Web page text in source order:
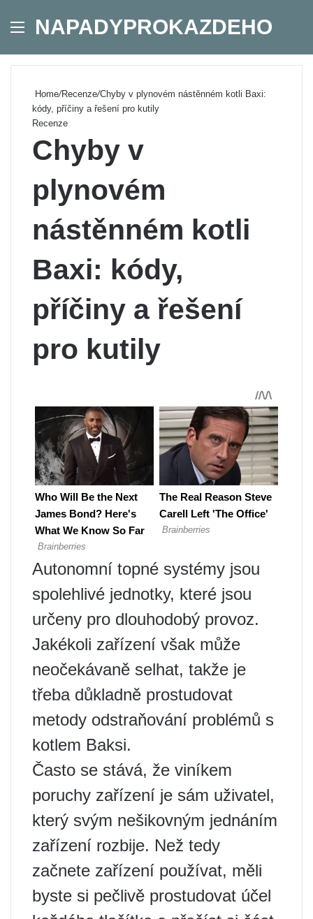
Menu
NAPADYPROKAZDEHO
Home/Recenze/Chyby v plynovém nástěnném kotli Baxi:
kódy, příčiny a řešení pro kutily
Recenze
Chyby v
plynovém
nástěnném kotli
Baxi: kódy,
příčiny a řešení
pro kutily
Autonomní topné systémy jsou
spolehlivé jednotky, které jsou
určeny pro dlouhodobý provoz.
Jakékoli zařízení však může
neočekávaně selhat, takže je
třeba důkladně prostudovat
metody odstraňování problémů s
kotlem Baksi.
Často se stává, že viníkem
poruchy zařízení je sám uživatel,
který svým nešikovným jednáním
zařízení rozbije. Než tedy
začnete zařízení používat, měli
byste si pečlivě prostudovat účel